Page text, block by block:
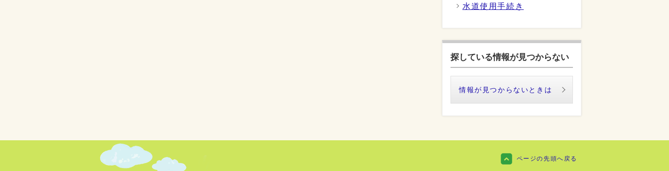
水道使用手続き
探している情報が見つからない
情報が見つからないときは
ページの先頭へ戻る